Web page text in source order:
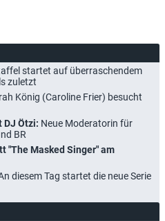
startet auf überraschendem
zuletzt
König (Caroline Frier) besucht
DJ Ötzi: Neue Moderatorin für
BR
"The Masked Singer" am
diesem Tag startet die neue Serie